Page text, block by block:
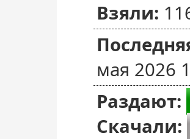
Взяли:
мая 2026
Раздают:
Скачали: